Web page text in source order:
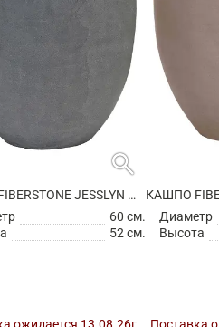
search
КАШПО FIBERSTONE JESSLYN M GREY
60 см.
52 см.
Диаметр
Высота